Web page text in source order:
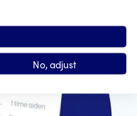
No, adjust